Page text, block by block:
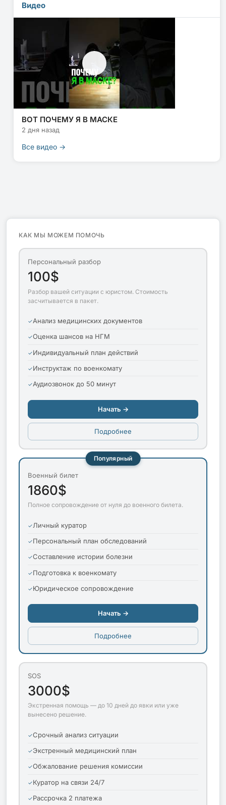
Видео
ВОТ ПОЧЕМУ Я В МАСКЕ
2 дня назад
Все видео →
КАК МЫ МОЖЕМ ПОМОЧЬ
Персональный разбор
100$
Разбор вашей ситуации с юристом. Стоимость
засчитывается в пакет.
Анализ медицинских документов
Оценка шансов на НГМ
Индивидуальный план действий
Инструктаж по военкомату
Аудиозвонок до 50 минут
Начать →
Подробнее
Популярный
Военный билет
1860$
Полное сопровождение от нуля до военного билета.
Личный куратор
Персональный план обследований
Составление истории болезни
Подготовка к военкомату
Юридическое сопровождение
Начать →
Подробнее
SOS
3000$
Экстренная помощь — до 10 дней до явки или уже
вынесено решение.
Срочный анализ ситуации
Экстренный медицинский план
Обжалование решения комиссии
Куратор на связи 24/7
Рассрочка 2 платежа